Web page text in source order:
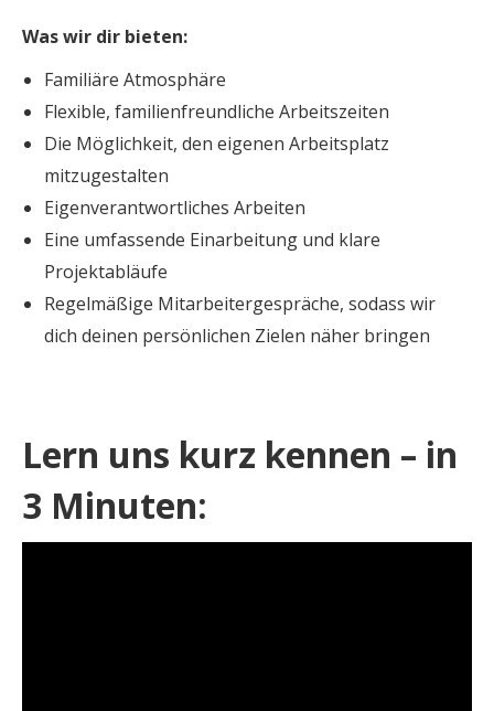
Was wir dir bieten:
Familiäre Atmosphäre
Flexible, familienfreundliche Arbeitszeiten
Die Möglichkeit, den eigenen Arbeitsplatz
mitzugestalten
Eigenverantwortliches Arbeiten
Eine umfassende Einarbeitung und klare
Projektabläufe
Regelmäßige Mitarbeitergespräche, sodass wir
dich deinen persönlichen Zielen näher bringen
Lern uns kurz kennen – in
3 Minuten: